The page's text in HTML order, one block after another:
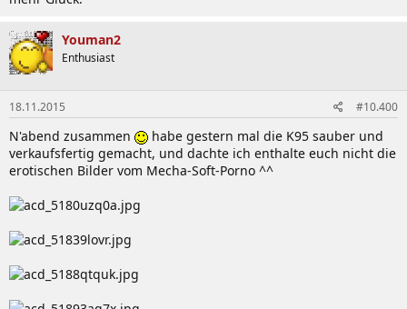
Youman2
Enthusiast
18.11.2015 #10.400
N'abend zusammen
habe gestern mal die K95 sauber und
verkaufsfertig gemacht, und dachte ich enthalte euch nicht die
erotischen Bilder vom Mecha-Soft-Porno ^^